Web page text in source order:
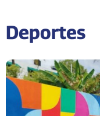
Deportes